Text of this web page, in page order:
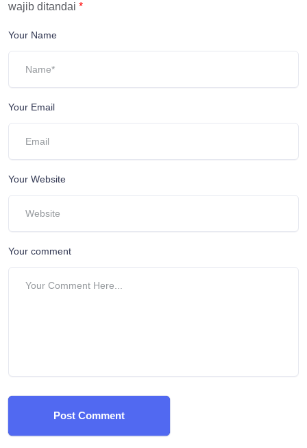
wajib ditandai *
Your Name
Your Email
Your Website
Your comment
Post Comment